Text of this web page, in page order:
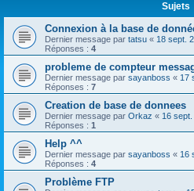
Sujets
Connexion à la base de
Dernier message par tatsu « 18 sept.
Réponses : 4
probleme de compteur
Dernier message par sayanboss « 17
Réponses : 7
Creation de base de donnees
Dernier message par Orkaz « 16
Réponses : 1
Help ^^
Dernier message par sayanboss « 16
Réponses : 4
Problème FTP